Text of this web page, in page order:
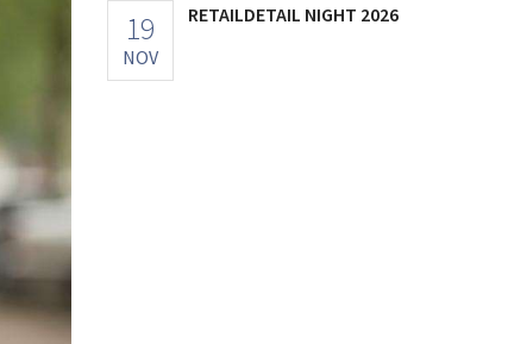
19
NOV
RETAILDETAIL NIGHT 2026